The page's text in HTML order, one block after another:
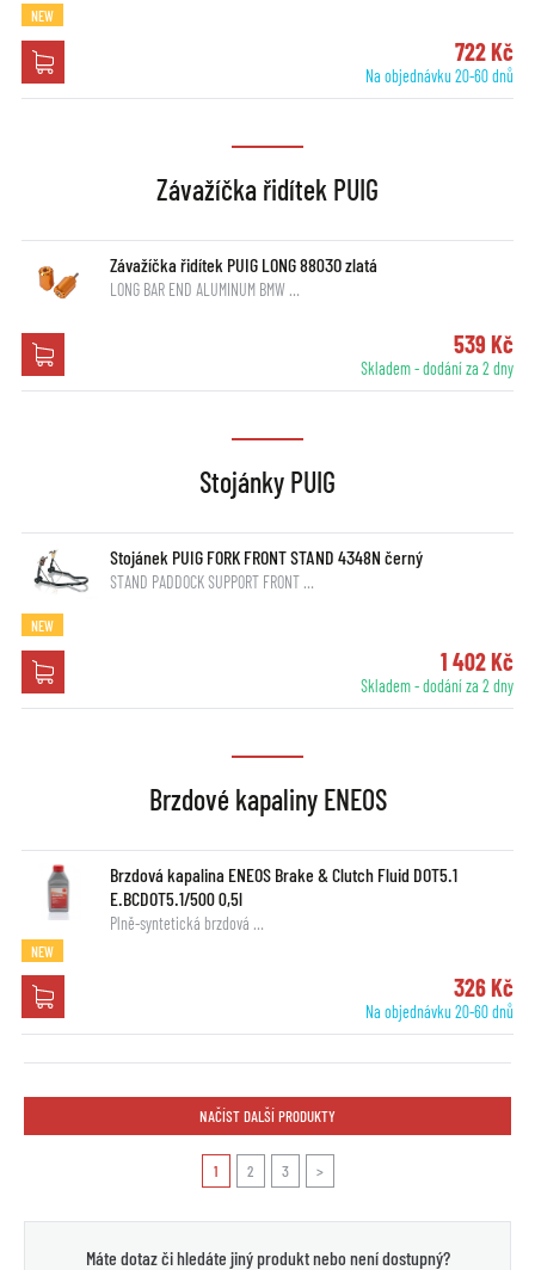
NEW
722 Kč
Na objednávku 20-60 dnů
Závažíčka řidítek PUIG
Závažíčka řidítek PUIG LONG 8803O zlatá
LONG BAR END ALUMINUM BMW …
539 Kč
Skladem - dodání za 2 dny
Stojánky PUIG
Stojánek PUIG FORK FRONT STAND 4348N černý
STAND PADDOCK SUPPORT FRONT …
NEW
1 402 Kč
Skladem - dodání za 2 dny
Brzdové kapaliny ENEOS
Brzdová kapalina ENEOS Brake & Clutch Fluid DOT5.1
E.BCDOT5.1/500 0,5l
Plně-syntetická brzdová …
NEW
326 Kč
Na objednávku 20-60 dnů
NAČÍST DALŠÍ PRODUKTY
1 2 3 >
Máte dotaz či hledáte jiný produkt nebo není dostupný?